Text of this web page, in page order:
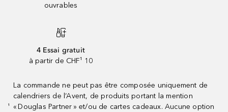
ouvrables
4 Essai gratuit
à partir de CHF¹ 10
¹
La commande ne peut pas être composée uniquement de
calendriers de l’Avent, de produits portant la mention
« Douglas Partner » et/ou de cartes cadeaux. Aucune option